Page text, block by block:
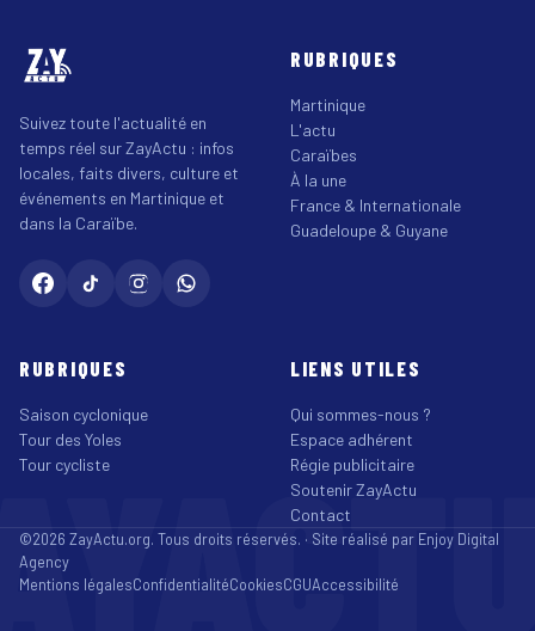
Suivez toute l'actualité en
temps réel sur ZayActu : infos
locales, faits divers, culture et
événements en Martinique et
dans la Caraïbe.
RUBRIQUES
Martinique
L'actu
Caraïbes
À la une
France & Internationale
Guadeloupe & Guyane
RUBRIQUES
Saison cyclonique
Tour des Yoles
Tour cycliste
LIENS UTILES
Qui sommes-nous ?
Espace adhérent
Régie publicitaire
Soutenir ZayActu
Contact
©2026 ZayActu.org. Tous droits réservés. · Site réalisé par Enjoy Digital
Agency
Mentions légalesConfidentialitéCookiesCGUAccessibilité